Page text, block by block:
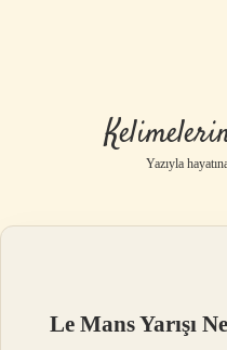
Yazıyla
Le Mans Yarışı